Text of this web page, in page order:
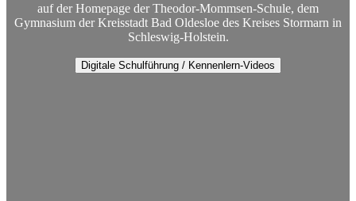
auf der Homepage der Theodor-Mommsen-Schule, dem
Gymnasium der Kreisstadt Bad Oldesloe des Kreises Stormarn in
Schleswig-Holstein.
Digitale Schulführung / Kennenlern-Videos